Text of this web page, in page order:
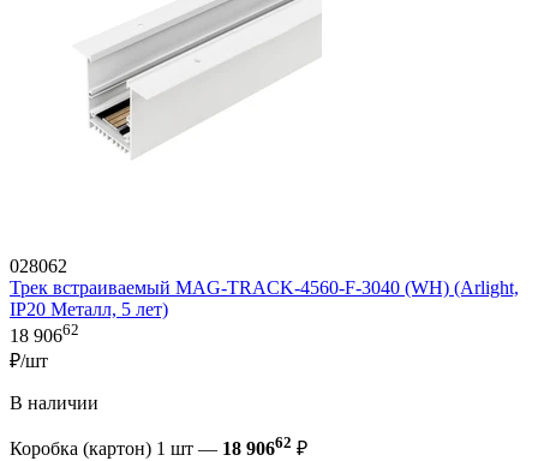
028062
Трек встраиваемый MAG-TRACK-4560-F-3040 (WH) (Arlight,
IP20 Металл, 5 лет)
18 90662
₽/шт
В наличии
Коробка (картон) 1 шт — 18 90662 ₽